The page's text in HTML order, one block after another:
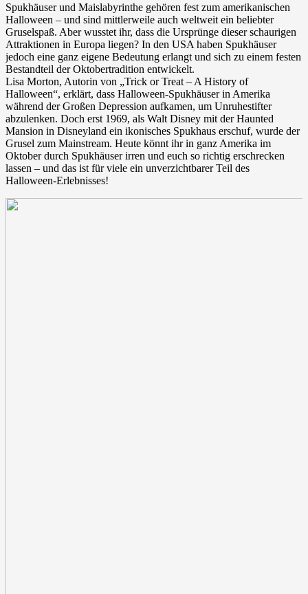
Spukhäuser und Maislabyrinthe gehören fest zum amerikanischen
Halloween – und sind mittlerweile auch weltweit ein beliebter
Gruselspaß. Aber wusstet ihr, dass die Ursprünge dieser schaurigen
Attraktionen in Europa liegen? In den USA haben Spukhäuser
jedoch eine ganz eigene Bedeutung erlangt und sich zu einem festen
Bestandteil der Oktobertradition entwickelt.
Lisa Morton, Autorin von „Trick or Treat – A History of
Halloween“, erklärt, dass Halloween-Spukhäuser in Amerika
während der Großen Depression aufkamen, um Unruhestifter
abzulenken. Doch erst 1969, als Walt Disney mit der Haunted
Mansion in Disneyland ein ikonisches Spukhaus erschuf, wurde der
Grusel zum Mainstream. Heute könnt ihr in ganz Amerika im
Oktober durch Spukhäuser irren und euch so richtig erschrecken
lassen – und das ist für viele ein unverzichtbarer Teil des
Halloween-Erlebnisses!